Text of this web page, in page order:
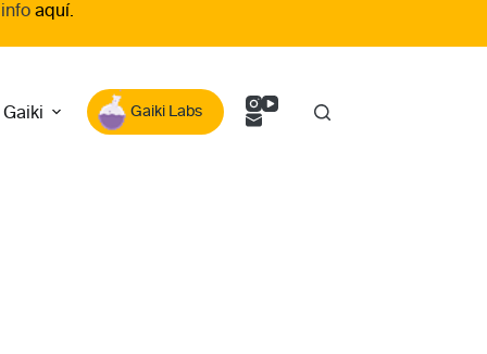
aquí.
Gaiki Labs